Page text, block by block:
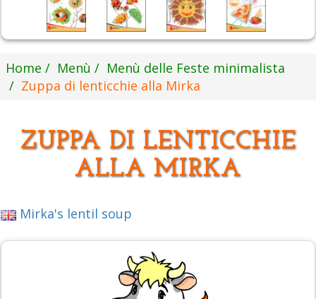
Home Menù
Menù delle Feste minimalista
Zuppa di lenticchie alla Mirka
ZUPPA DI LENTICCHIE
ALLA MIRKA
Mirka's lentil soup